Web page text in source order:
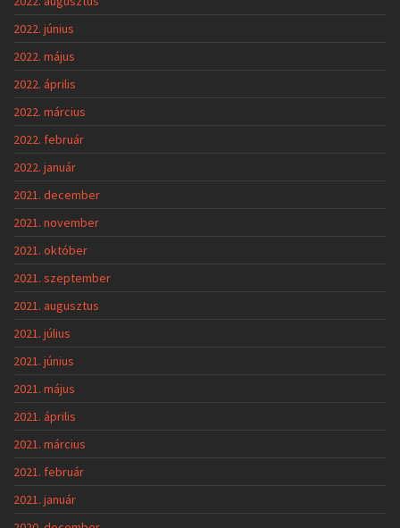
2022. június
2022. május
2022. április
2022. március
2022. február
2022. január
2021. december
2021. november
2021. október
2021. szeptember
2021. augusztus
2021. július
2021. június
2021. május
2021. április
2021. március
2021. február
2021. január